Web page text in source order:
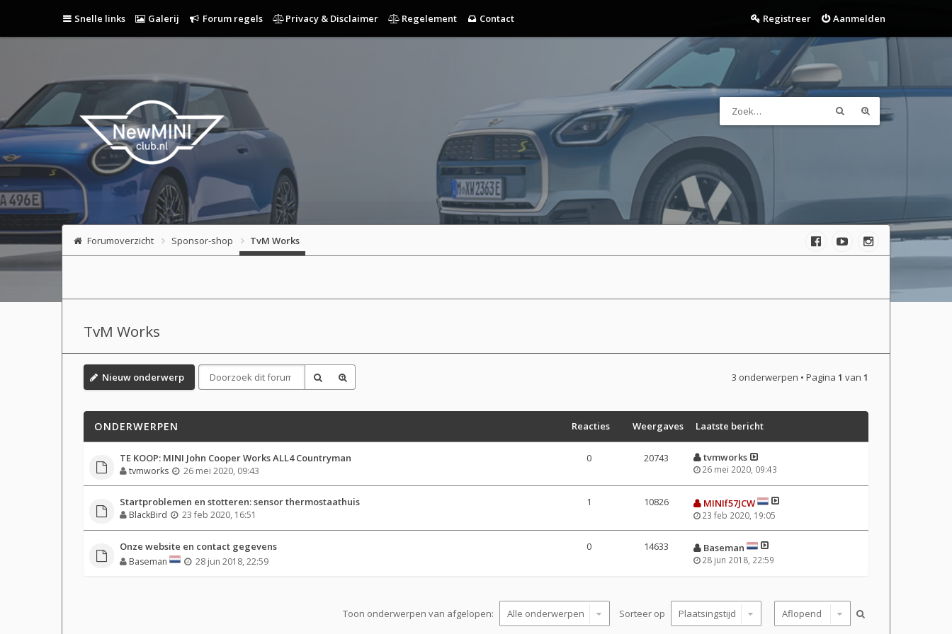
Snelle links Galerij Forum regels Privacy & Disclaimer Regelement Contact Aanmelden
Registreer
Forumoverzicht Sponsor-shop TvM Works
TvM Works
Nieuw onderwerp 3 onderwerpen • Pagina 1 van 1
ONDERWERPEN Reacties Weergaves Laatste bericht
TE KOOP: MINI John Cooper Works ALL4 Countryman
tvmworks 26 mei 2020, 09:43
0 20743 tvmworks
26 mei 2020, 09:43
Startproblemen en stotteren: sensor thermostaathuis
BlackBird 23 feb 2020, 16:51
1 10826 MINIf57JCW
23 feb 2020, 19:05
Onze website en contact gegevens
Baseman 28 jun 2018, 22:59
0 14633 Baseman
28 jun 2018, 22:59
Toon onderwerpen van afgelopen: Sorteer op